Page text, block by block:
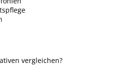
vergleichen?